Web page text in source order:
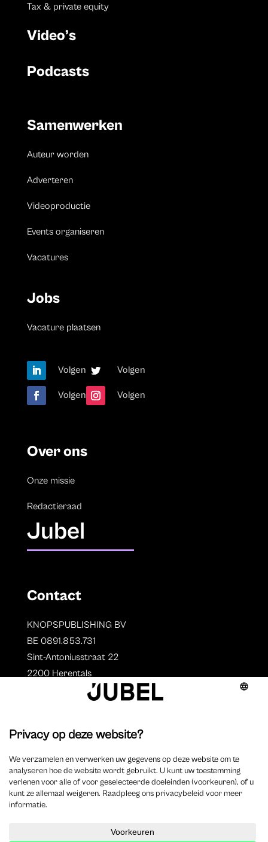
Tax & private equity
Video’s
Podcasts
Samenwerken
Auteur worden
Adverteren
Videoproductie
Events organiseren
Vacatures
Jobs
Vacature plaatsen
Volgen Volgen
Volgen Volgen
Over ons
Onze missie
Redactieraad
Jubel
Contact
KNOPSPUBLISHING BV
BE 0891.853.731
Sint-Antoniusstraat 22
2200 Herentals
Auteurs
Overzicht auteurs
Auteur worden?